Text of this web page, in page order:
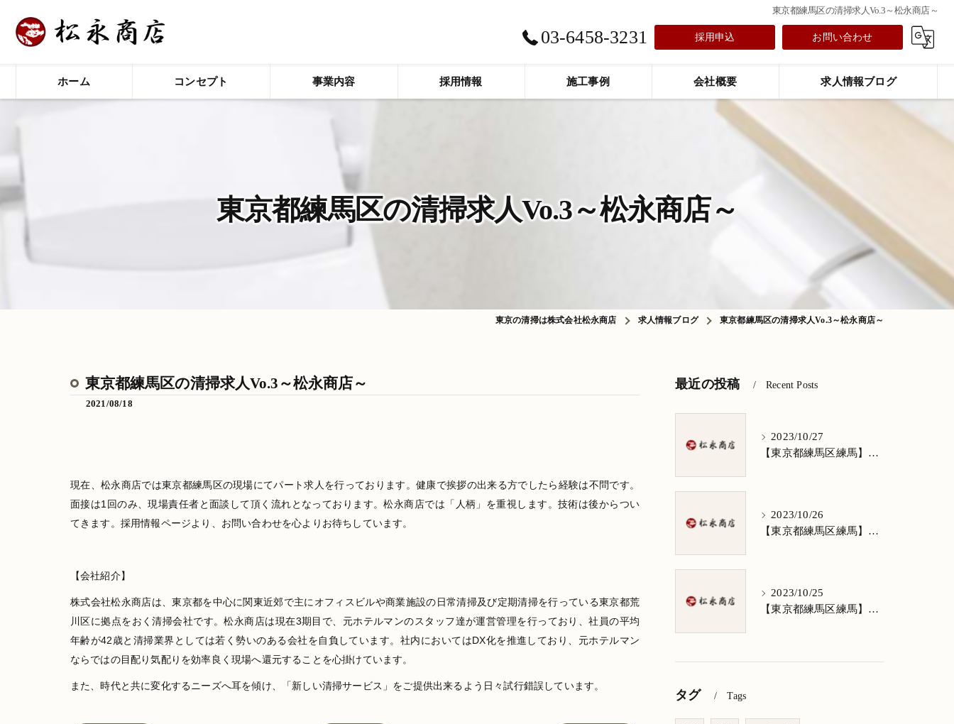
東京都練馬区の清掃求人Vo.3～松永商店～
03-6458-3231 採用申込 お問い合わせ
ホーム コンセプト 事業内容 採用情報 施工事例 会社概要 求人情報ブログ
東京都練馬区の清掃求人Vo.3～松永商店～
東京の清掃は株式会社松永商店 求人情報ブログ 東京都練馬区の清掃求人Vo.3～松永商店～
東京都練馬区の清掃求人Vo.3～松永商店～
2021/08/18
現在、松永商店では東京都練馬区の現場にてパート求人を行っております。健康で挨拶の出来る方でしたら経験は不問です。
面接は1回のみ、現場責任者と面談して頂く流れとなっております。松永商店では「人柄」を重視します。技術は後からつい
てきます。採用情報ページより、お問い合わせを心よりお待ちしています。
【会社紹介】
株式会社松永商店は、東京都を中心に関東近郊で主にオフィスビルや商業施設の日常清掃及び定期清掃を行っている東京都荒
川区に拠点をおく清掃会社です。松永商店は現在3期目で、元ホテルマンのスタッフ達が運営管理を行っており、社員の平均
年齢が42歳と清掃業界としては若く勢いのある会社を自負しています。社内においてはDX化を推進しており、元ホテルマン
ならではの目配り気配りを効率良く現場へ還元することを心掛けています。
また、時代と共に変化するニーズへ耳を傾け、「新しい清掃サービス」をご提供出来るよう日々試行錯誤しています。
最近の投稿 Recent Posts
2023/10/27
【東京都練馬区練馬】清掃求人★1日3h/週5日/祝日お休み★谷原在住の方歓迎
2023/10/26
【東京都練馬区練馬】清掃求人★1日3h/週5日/祝日お休み★南田中在住の方歓迎
2023/10/25
【東京都練馬区練馬】清掃求人★1日3h/週5日/祝日お休み★南大泉在住の方歓迎
タグ Tags